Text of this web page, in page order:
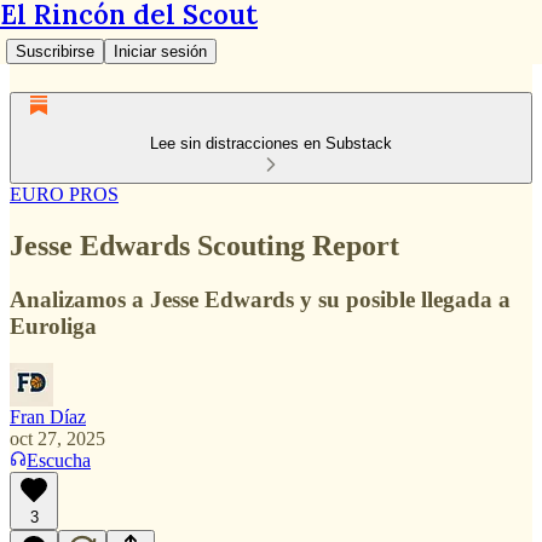
El Rincón del Scout
Suscribirse Iniciar sesión
Lee sin distracciones en Substack
EURO PROS
Jesse Edwards Scouting Report
Analizamos a Jesse Edwards y su posible llegada a
Euroliga
Fran Díaz
oct 27, 2025
Escucha
3